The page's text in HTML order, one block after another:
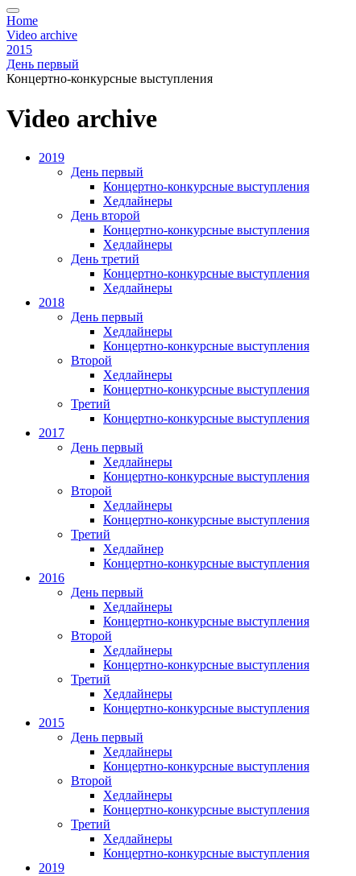
Home
Video archive
2015
День первый
Концертно-конкурсные выступления
Video archive
2019
День первый
Концертно-конкурсные выступления
Хедлайнеры
День второй
Концертно-конкурсные выступления
Хедлайнеры
День третий
Концертно-конкурсные выступления
Хедлайнеры
2018
День первый
Хедлайнеры
Концертно-конкурсные выступления
Второй
Хедлайнеры
Концертно-конкурсные выступления
Третий
Концертно-конкурсные выступления
2017
День первый
Хедлайнеры
Концертно-конкурсные выступления
Второй
Хедлайнеры
Концертно-конкурсные выступления
Третий
Хедлайнер
Концертно-конкурсные выступления
2016
День первый
Хедлайнеры
Концертно-конкурсные выступления
Второй
Хедлайнеры
Концертно-конкурсные выступления
Третий
Хедлайнеры
Концертно-конкурсные выступления
2015
День первый
Хедлайнеры
Концертно-конкурсные выступления
Второй
Хедлайнеры
Концертно-конкурсные выступления
Третий
Хедлайнеры
Концертно-конкурсные выступления
2019